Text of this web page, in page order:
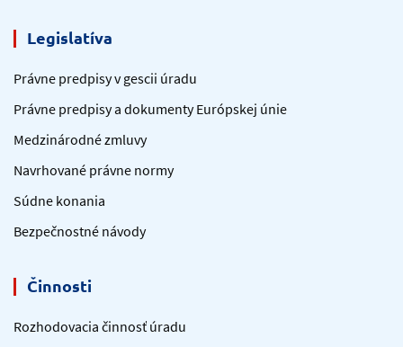
Legislatíva
Právne predpisy v gescii úradu
Právne predpisy a dokumenty Európskej únie
Medzinárodné zmluvy
Navrhované právne normy
Súdne konania
Bezpečnostné návody
Činnosti
Rozhodovacia činnosť úradu